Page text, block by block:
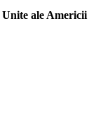
ale Americii